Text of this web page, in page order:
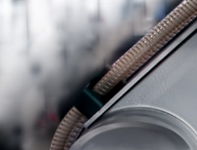
Przeskocz
treści